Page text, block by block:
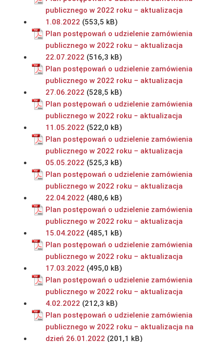
publicznego w 2022 roku – aktualizacja
1.08.2022
Plan postępowań o udzielenie zamówienia
publicznego w 2022 roku – aktualizacja
22.07.2022
Plan postępowań o udzielenie zamówienia
publicznego w 2022 roku – aktualizacja
27.06.2022
Plan postępowań o udzielenie zamówienia
publicznego w 2022 roku − aktualizacja
11.05.2022
Plan postępowań o udzielenie zamówienia
publicznego w 2022 roku – aktualizacja
05.05.2022
Plan postępowań o udzielenie zamówienia
publicznego w 2022 roku – aktualizacja
22.04.2022
Plan postępowań o udzielenie zamówienia
publicznego w 2022 roku – aktualizacja
15.04.2022
Plan postępowań o udzielenie zamówienia
publicznego w 2022 roku – aktualizacja
17.03.2022
Plan postępowań o udzielenie zamówienia
publicznego w 2022 roku – aktualizacja
4.02.2022
Plan postępowań o udzielenie zamówienia
publicznego w 2022 roku – aktualizacja na
dzień 26.01.2022